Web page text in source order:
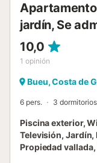
jardín, Se
10,0
1 opinión
Bueu, Costa de
6 pers. 3 dormitorios
Piscina exterior,
Televisión, Jardín,
Propiedad